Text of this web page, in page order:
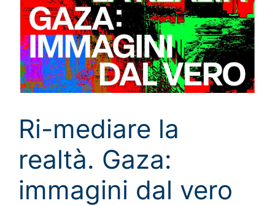
Ri-mediare la
realtà. Gaza:
immagini dal vero